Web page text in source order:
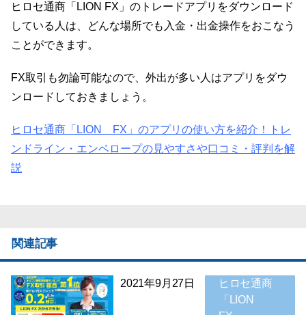
ヒロセ通商「LION FX」のトレードアプリをダウンロード
している人は、どんな場所でも入金・出金操作をおこなう
ことができます。
FX取引も勿論可能なので、外出が多い人はアプリをダウ
ンロードしておきましょう。
ヒロセ通商「LION FX」のアプリの使い方を紹介！トレ
ンドライン・エンベロープの見やすさや口コミ・評判を解
説
関連記事
2021年9月27日
ヒロセ通商
「LION